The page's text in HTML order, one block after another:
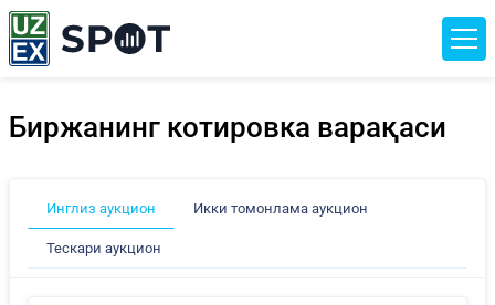
Биржанинг котировка варақаси
Инглиз аукцион Икки томонлама аукцион
Тескари аукцион